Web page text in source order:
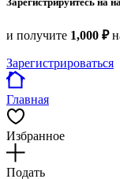
и получите 1,000 ₽
Зарегистрироваться
Главная
Избранное
Подать